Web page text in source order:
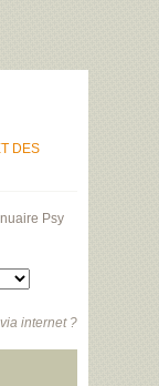
DES
Psy
internet ?